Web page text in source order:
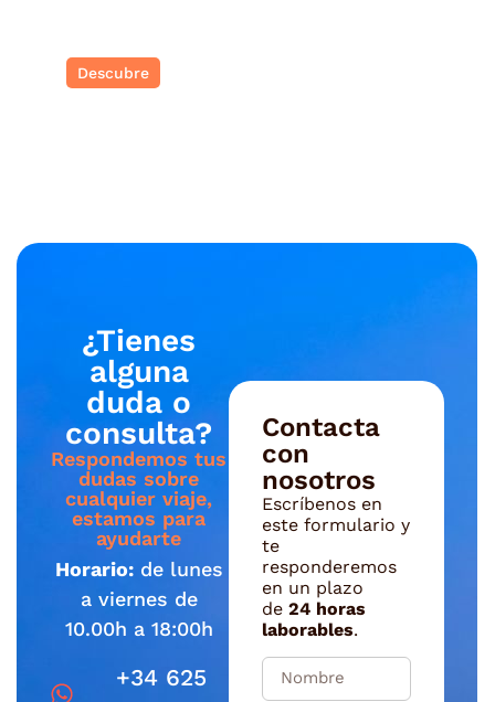
Descubre
¿Tienes
alguna
duda o
consulta?
Respondemos tus
dudas sobre
cualquier viaje,
estamos para
ayudarte
Horario:de lunes
a viernes de
10.00h a 18:00h
+34 625
Contacta
con
nosotros
Escríbenos en
este formulario y
te
responderemos
en un plazo
de 24 horas
laborables.